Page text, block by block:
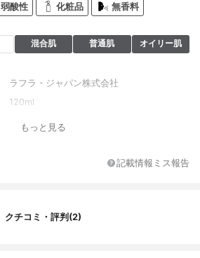
弱酸性 化粧品 無香料
混合肌 普通肌 オイリー肌
ラフラ・ジャパン株式会社
120ml
もっと見る
記載情報ミス報告
クチコミ・評判(2)